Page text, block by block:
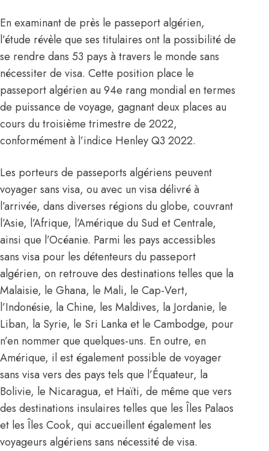
En examinant de près le passeport algérien,
l’étude révèle que ses titulaires ont la possibilité de
se rendre dans 53 pays à travers le monde sans
nécessiter de visa. Cette position place le
passeport algérien au 94e rang mondial en termes
de puissance de voyage, gagnant deux places au
cours du troisième trimestre de 2022,
conformément à l’indice Henley Q3 2022.
Les porteurs de passeports algériens peuvent
voyager sans visa, ou avec un visa délivré à
l’arrivée, dans diverses régions du globe, couvrant
l’Asie, l’Afrique, l’Amérique du Sud et Centrale,
ainsi que l’Océanie. Parmi les pays accessibles
sans visa pour les détenteurs du passeport
algérien, on retrouve des destinations telles que la
Malaisie, le Ghana, le Mali, le Cap-Vert,
l’Indonésie, la Chine, les Maldives, la Jordanie, le
Liban, la Syrie, le Sri Lanka et le Cambodge, pour
n’en nommer que quelques-uns. En outre, en
Amérique, il est également possible de voyager
sans visa vers des pays tels que l’Équateur, la
Bolivie, le Nicaragua, et Haïti, de même que vers
des destinations insulaires telles que les Îles Palaos
et les Îles Cook, qui accueillent également les
voyageurs algériens sans nécessité de visa.